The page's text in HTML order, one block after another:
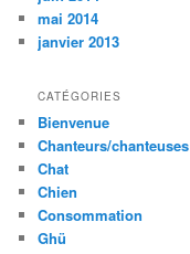
mai 2014
janvier 2013
CATÉGORIES
Bienvenue
Chanteurs/chanteuses
Chat
Chien
Consommation
Ghü